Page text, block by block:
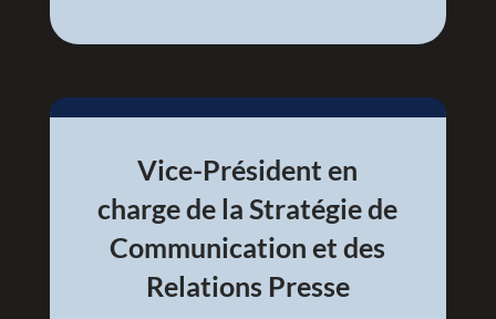
Vice-Président en
charge de la Stratégie de
Communication et des
Relations Presse